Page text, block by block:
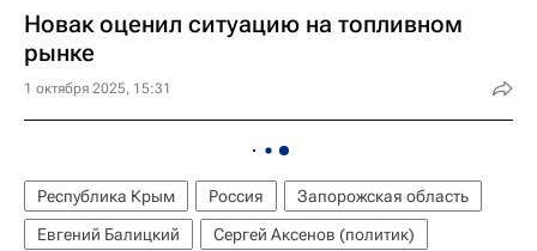
Новак оценил ситуацию на топливном
рынке
1 октября 2025, 15:31
Республика Крым Россия
Запорожская область
Евгений Балицкий
Сергей Аксенов (политик)